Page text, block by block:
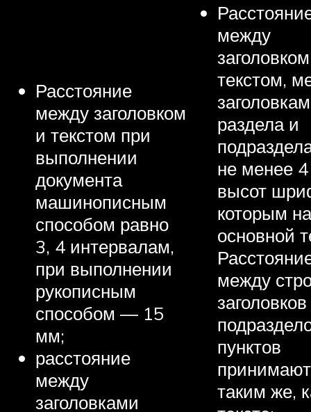
Расстояние
между заголовком
и текстом при
выполнении
документа
машинописным
способом равно
3, 4 интервалам,
при выполнении
рукописным
способом — 15
мм;
расстояние
между
заголовками
между
текстом,
раздела и
не менее 4
высот
которым
основной
между
заголовков
пунктов
принимают
таким же,